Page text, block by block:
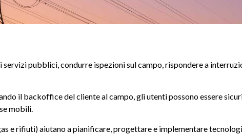
pubblici, condurre ispezioni sul campo, rispondere a
il backoffice del cliente al campo, gli utenti possono essere
mobili.
e rifiuti) aiutano a pianificare, progettare e implementare